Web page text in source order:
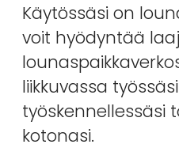
Käytössäsi on
voit hyödyntää
liikkuvassa
työskennellessäsi
kotonasi.